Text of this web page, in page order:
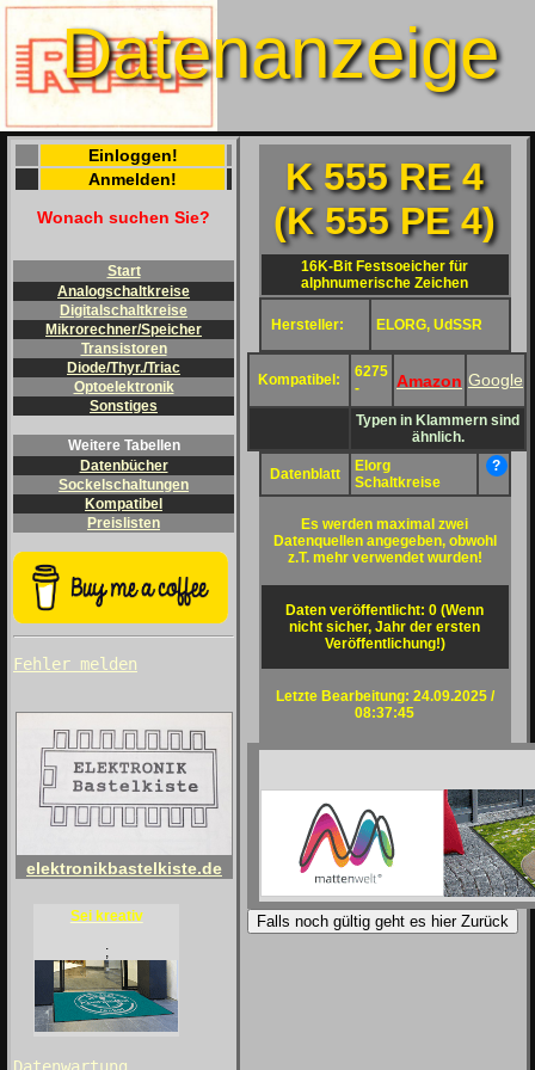
Datenanzeige
Einloggen!
Anmelden!
Wonach suchen Sie?
Start
Analogschaltkreise
Digitalschaltkreise
Mikrorechner/Speicher
Transistoren
Diode/Thyr./Triac
Optoelektronik
Sonstiges
Weitere Tabellen
Datenbücher
Sockelschaltungen
Kompatibel
Preislisten
Fehler melden
elektronikbastelkiste.de
Sei kreativ
;
K 555 RE 4
(K 555 PE 4)
16K-Bit Festsoeicher für
alphnumerische Zeichen
Hersteller: ELORG, UdSSR
Kompatibel:
6275
-
Amazon Google
Typen in Klammern sind
ähnlich.
Datenblatt
Elorg
Schaltkreise
?
Es werden maximal zwei
Datenquellen angegeben, obwohl
z.T. mehr verwendet wurden!
Daten veröffentlicht: 0 (Wenn
nicht sicher, Jahr der ersten
Veröffentlichung!)
Letzte Bearbeitung: 24.09.2025 /
08:37:45
Falls noch gültig geht es hier Zurück